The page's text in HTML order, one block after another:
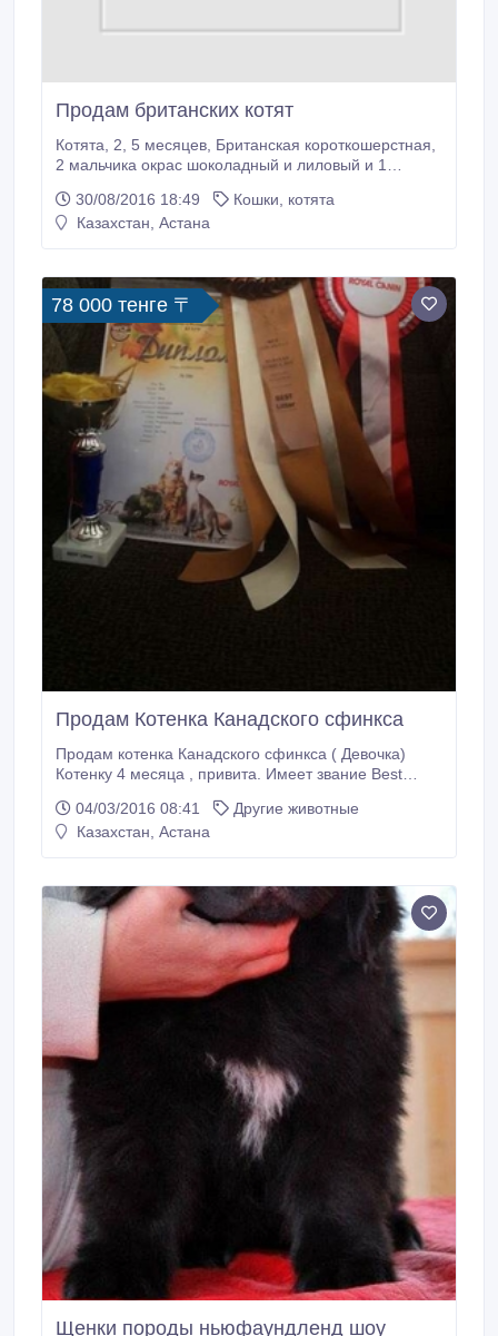
Продам британских котят
Котята, 2, 5 месяцев, Британская короткошерстная,
2 мальчика окрас шоколадный и лиловый и 1
прививками, состоят в клубе. Мама и папа
чемпионы. Котята очень игривые, и как все
30/08/2016 18:49
Кошки, котята
Казахстан, Астана
78 000 тенге 〒
Продам Котенка Канадского сфинкса
Продам котенка Канадского сфинкса ( Девочка)
Котенку 4 месяца , привита. Имеет звание Best
выставочный, с документами. На теле котенка есть
пятнышко ввиде сердца. Родилась на
кровей.
04/03/2016 08:41
Другие животные
Казахстан, Астана
Щенки породы ньюфаундленд шоу